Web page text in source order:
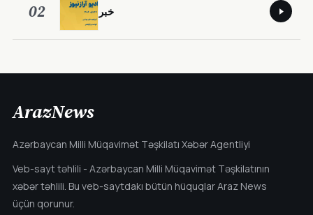
02 خبر
ArazNews
Azərbaycan Milli Müqavimət Təşkilatı Xəbər Agentliyi
Veb-sayt təhlili - Azərbaycan Milli Müqavimət Təşkilatının
xəbər təhlili. Bu veb-saytdakı bütün hüquqlar Araz News
üçün qorunur.